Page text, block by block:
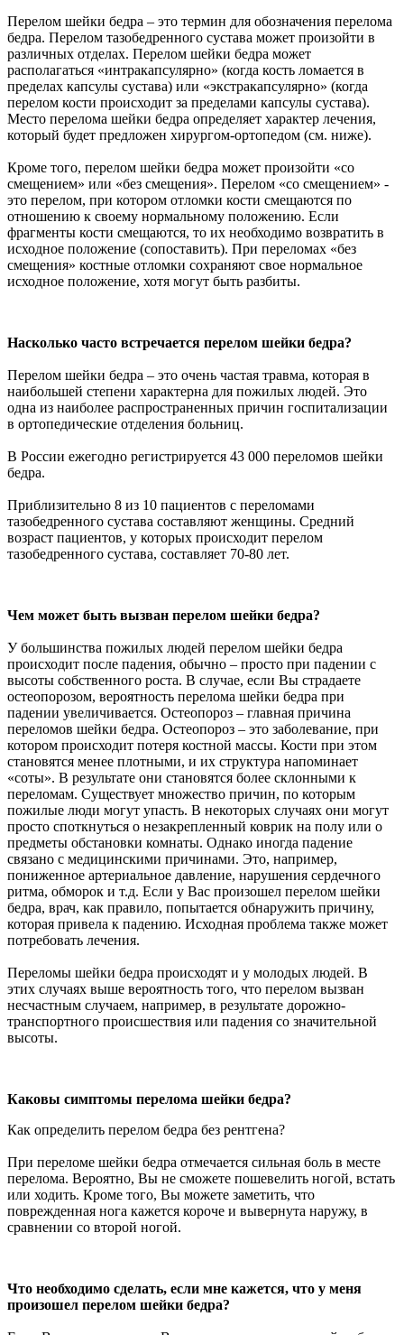
Перелом шейки бедра – это термин для обозначения перелома
бедра. Перелом тазобедренного сустава может произойти в
различных отделах. Перелом шейки бедра может
располагаться «интракапсулярно» (когда кость ломается в
пределах капсулы сустава) или «экстракапсулярно» (когда
перелом кости происходит за пределами капсулы сустава).
Место перелома шейки бедра определяет характер лечения,
который будет предложен хирургом-ортопедом (см. ниже).
Кроме того, перелом шейки бедра может произойти «со
смещением» или «без смещения». Перелом «со смещением» -
это перелом, при котором отломки кости смещаются по
отношению к своему нормальному положению. Если
фрагменты кости смещаются, то их необходимо возвратить в
исходное положение (сопоставить). При переломах «без
смещения» костные отломки сохраняют свое нормальное
исходное положение, хотя могут быть разбиты.
Насколько часто встречается перелом шейки бедра?
Перелом шейки бедра – это очень частая травма, которая в
наибольшей степени характерна для пожилых людей. Это
одна из наиболее распространенных причин госпитализации
в ортопедические отделения больниц.
В России ежегодно регистрируется 43 000 переломов шейки
бедра.
Приблизительно 8 из 10 пациентов с переломами
тазобедренного сустава составляют женщины. Средний
возраст пациентов, у которых происходит перелом
тазобедренного сустава, составляет 70-80 лет.
Чем может быть вызван перелом шейки бедра?
У большинства пожилых людей перелом шейки бедра
происходит после падения, обычно – просто при падении с
высоты собственного роста. В случае, если Вы страдаете
остеопорозом, вероятность перелома шейки бедра при
падении увеличивается. Остеопороз – главная причина
переломов шейки бедра. Остеопороз – это заболевание, при
котором происходит потеря костной массы. Кости при этом
становятся менее плотными, и их структура напоминает
«соты». В результате они становятся более склонными к
переломам. Существует множество причин, по которым
пожилые люди могут упасть. В некоторых случаях они могут
просто споткнуться о незакрепленный коврик на полу или о
предметы обстановки комнаты. Однако иногда падение
связано с медицинскими причинами. Это, например,
пониженное артериальное давление, нарушения сердечного
ритма, обморок и т.д. Если у Вас произошел перелом шейки
бедра, врач, как правило, попытается обнаружить причину,
которая привела к падению. Исходная проблема также может
потребовать лечения.
Переломы шейки бедра происходят и у молодых людей. В
этих случаях выше вероятность того, что перелом вызван
несчастным случаем, например, в результате дорожно-
транспортного происшествия или падения со значительной
высоты.
Каковы симптомы перелома шейки бедра?
Как определить перелом бедра без рентгена?
При переломе шейки бедра отмечается сильная боль в месте
перелома. Вероятно, Вы не сможете пошевелить ногой, встать
или ходить. Кроме того, Вы можете заметить, что
поврежденная нога кажется короче и вывернута наружу, в
сравнении со второй ногой.
Что необходимо сделать, если мне кажется, что у меня
произошел перелом шейки бедра?